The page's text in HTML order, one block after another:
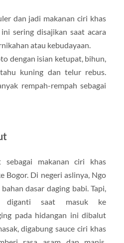
dan jadi makanan ciri khas
sering disajikan saat acara
atau kebudayaan.
dengan isian ketupat, bihun,
kuning dan telur rebus.
rempah-rempah sebagai
makanan ciri khas
Bogor. Di negeri aslinya, Ngo
dasar daging babi. Tapi,
diganti saat masuk ke
pada hidangan ini dibalut
digabung sauce ciri khas